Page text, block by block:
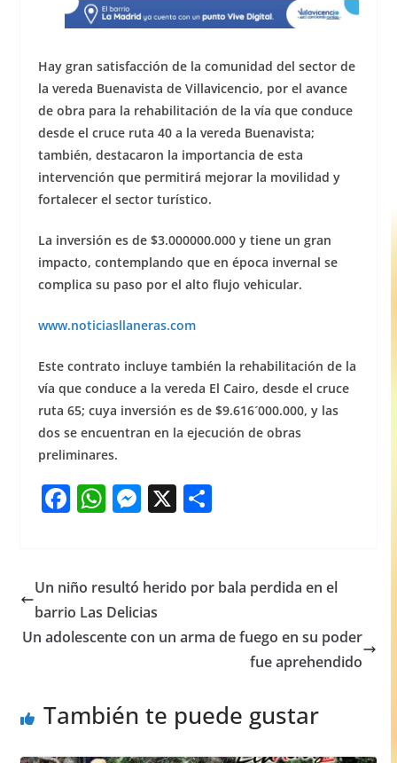
e
b
o
o
k
s
A
p
p
e
n
g
er
e
Hay gran satisfacción de la comunidad del sector de
la vereda Buenavista de Villavicencio, por el avance
de obra para la rehabilitación de la vía que conduce
desde el cruce ruta 40 a la vereda Buenavista;
también, destacaron la importancia de esta
intervención que permitirá mejorar la movilidad y
fortalecer el sector turístico.
La inversión es de $3.000000.000 y tiene un gran
impacto, contemplando que en época invernal se
complica su paso por el alto flujo vehicular.
www.noticiasllaneras.com
Este contrato incluye también la rehabilitación de la
vía que conduce a la vereda El Cairo, desde el cruce
ruta 65; cuya inversión es de $9.616´000.000, y las
dos se encuentran en la ejecución de obras
preliminares.
F
e
b
o
W
s
A
p
M
e
n
g
X S
e
Un niño resultó herido por bala perdida en el
barrio Las Delicias
Un adolescente con un arma de fuego en su poder
fue aprehendido
También te puede gustar